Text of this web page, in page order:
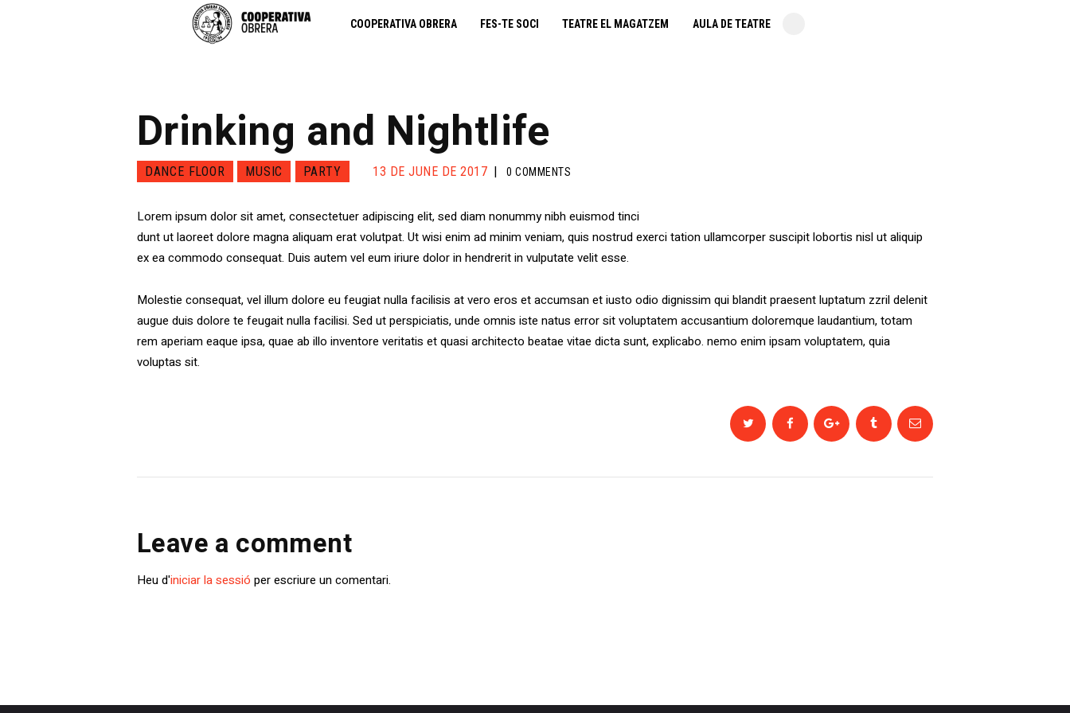
COOPERATIVA OBRERA FES-TE SOCI TEATRE EL MAGATZEM AULA DE TEATRE
cooperativa obrera
teatre el magatzem
aula de teatre
monogràfics
Drinking and Nightlife
DANCE FLOOR MUSIC PARTY 13 DE JUNE DE 2017 0 COMMENTS
Lorem ipsum dolor sit amet, consectetuer adipiscing elit, sed diam nonummy nibh euismod tinci
dunt ut laoreet dolore magna aliquam erat volutpat. Ut wisi enim ad minim veniam, quis nostrud exerci tation ullamcorper suscipit lobortis nisl ut aliquip
ex ea commodo consequat. Duis autem vel eum iriure dolor in hendrerit in vulputate velit esse.
Molestie consequat, vel illum dolore eu feugiat nulla facilisis at vero eros et accumsan et iusto odio dignissim qui blandit praesent luptatum zzril delenit
augue duis dolore te feugait nulla facilisi. Sed ut perspiciatis, unde omnis iste natus error sit voluptatem accusantium doloremque laudantium, totam
rem aperiam eaque ipsa, quae ab illo inventore veritatis et quasi architecto beatae vitae dicta sunt, explicabo. nemo enim ipsam voluptatem, quia
voluptas sit.
Leave a comment
Heu d'iniciar la sessió per escriure un comentari.